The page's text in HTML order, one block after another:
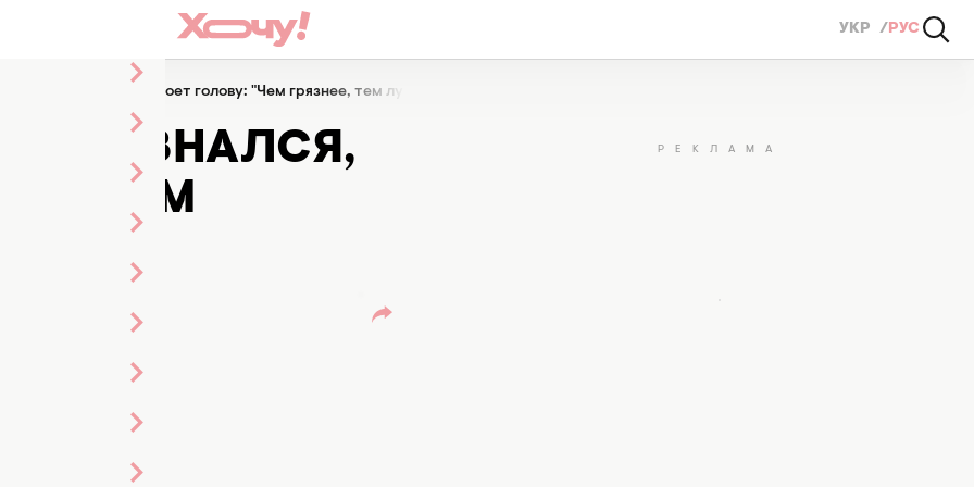
УКР РУС
признался, что не моет голову: "Чем грязнее, тем лучше"
ПРИЗНАЛСЯ,
"ЧЕМ